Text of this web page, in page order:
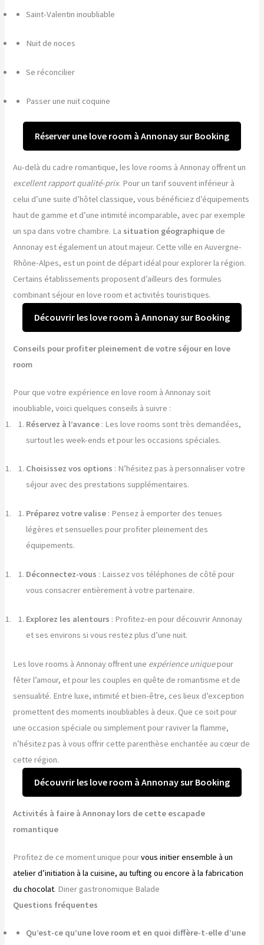
Saint-Valentin inoubliable
Nuit de noces
Se réconcilier
Passer une nuit coquine
Réserver une love room à Annonay sur Booking
Au-delà du cadre romantique, les love rooms à Annonay offrent un
excellent rapport qualité-prix. Pour un tarif souvent inférieur à
celui d’une suite d’hôtel classique, vous bénéficiez d’équipements
haut de gamme et d’une intimité incomparable, avec par exemple
un spa dans votre chambre. La situation géographique de
Annonay est également un atout majeur. Cette ville en Auvergne-
Rhône-Alpes, est un point de départ idéal pour explorer la région.
Certains établissements proposent d’ailleurs des formules
combinant séjour en love room et activités touristiques.
Découvrir les love room à Annonay sur Booking
Conseils pour profiter pleinement de votre séjour en love
room
Pour que votre expérience en love room à Annonay soit
inoubliable, voici quelques conseils à suivre :
Réservez à l’avance : Les love rooms sont très demandées,
surtout les week-ends et pour les occasions spéciales.
Choisissez vos options : N’hésitez pas à personnaliser votre
séjour avec des prestations supplémentaires.
Préparez votre valise : Pensez à emporter des tenues
légères et sensuelles pour profiter pleinement des
équipements.
Déconnectez-vous : Laissez vos téléphones de côté pour
vous consacrer entièrement à votre partenaire.
Explorez les alentours : Profitez-en pour découvrir Annonay
et ses environs si vous restez plus d’une nuit.
Les love rooms à Annonay offrent une expérience uniquepour
fêter l’amour, et pour les couples en quête de romantisme et de
sensualité. Entre luxe, intimité et bien-être, ces lieux d’exception
promettent des moments inoubliables à deux. Que ce soit pour
une occasion spéciale ou simplement pour raviver la flamme,
n’hésitez pas à vous offrir cette parenthèse enchantée au cœur de
cette région.
Découvrir les love room à Annonay sur Booking
Activités à faire à Annonay lors de cette escapade
romantique
Profitez de ce moment unique pourvous initier ensemble à un
atelier d’initiation à la cuisine, au tufting ou encore à la fabrication
du chocolat. Diner gastronomique Balade
Questions fréquentes
Qu’est-ce qu’une love room et en quoi diffère-t-elle d’une